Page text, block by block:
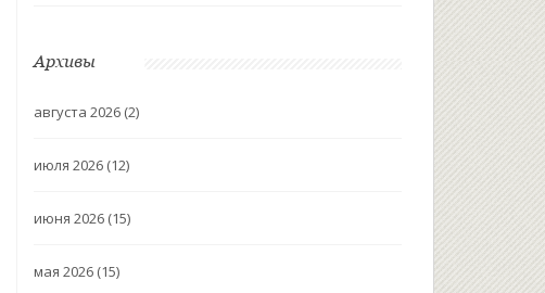
Архивы
августа 2026 (2)
июля 2026 (12)
июня 2026 (15)
мая 2026 (15)